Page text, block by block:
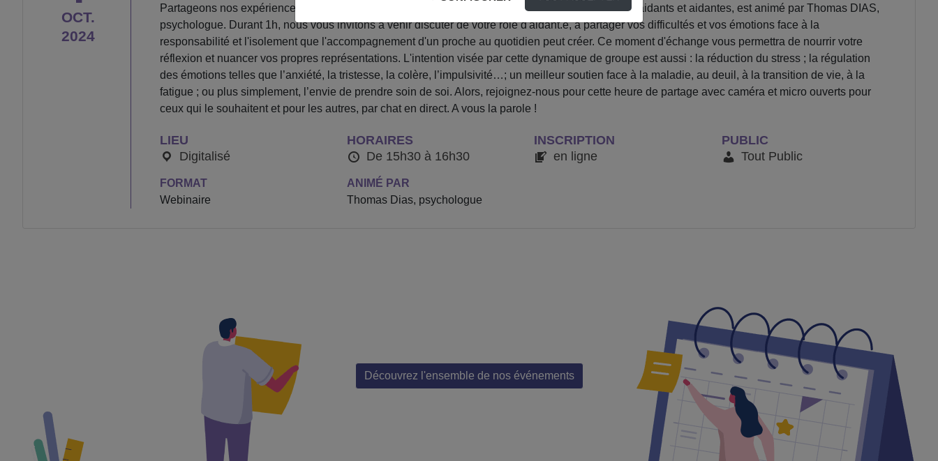
OCT.
2024
Partageons nos expériences et nos ressentis ! Ce rendez-vous participatif bi-mensuel, dédié aux aidants et aidantes, est animé par Thomas DIAS,
psychologue. Durant 1h, nous vous invitons à venir discuter de votre rôle d'aidant.e, à partager vos difficultés et vos émotions face à la
responsabilité et l'isolement que l'accompagnement d'un proche au quotidien peut créer. Ce moment d'échange vous permettra de nourrir votre
réflexion et nuancer vos propres représentations. L'intention visée par cette dynamique de groupe est aussi : la réduction du stress ; la régulation
des émotions telles que l’anxiété, la tristesse, la colère, l’impulsivité…; un meilleur soutien face à la maladie, au deuil, à la transition de vie, à la
fatigue ; ou plus simplement, l’envie de prendre soin de soi. Alors, rejoignez-nous pour cette heure de partage avec caméra et micro ouverts pour
ceux qui le souhaitent et pour les autres, par chat en direct. A vous la parole !
LIEU
Digitalisé
HORAIRES
De 15h30 à 16h30
INSCRIPTION
en ligne
PUBLIC
Tout Public
FORMAT
Webinaire
ANIMÉ PAR
Thomas Dias, psychologue
Découvrez l'ensemble de nos événements